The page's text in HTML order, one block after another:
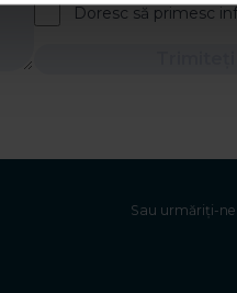
Doresc să primesc
Sau urmăriți-ne